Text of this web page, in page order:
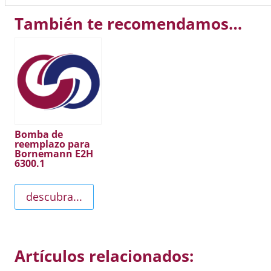
También te recomendamos…
Bomba de
reemplazo para
Bornemann E2H
6300.1
descubra...
Artículos relacionados: